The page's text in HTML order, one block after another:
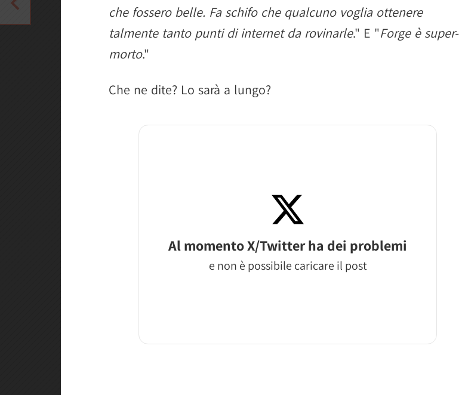
che fossero belle. Fa schifo che qualcuno voglia ottenere
talmente tanto punti di internet da rovinarle." E "Forge è super-
morto."
Che ne dite? Lo sarà a lungo?
Al momento X/Twitter ha dei problemi
e non è possibile caricare il post